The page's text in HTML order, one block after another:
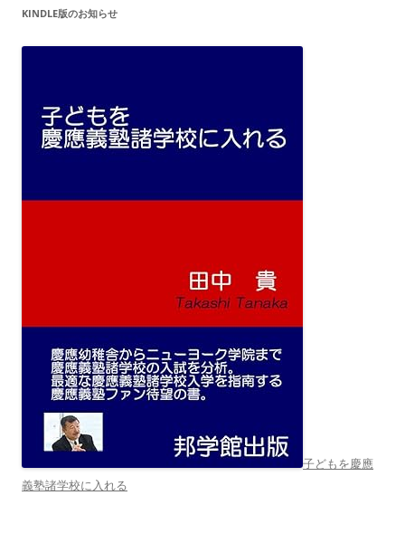
KINDLE版のお知らせ
子どもを慶應
義塾諸学校に入れる